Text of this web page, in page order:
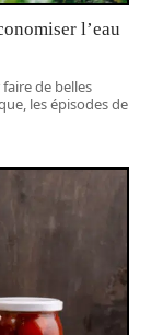
l’eau
de belles
les épisodes de